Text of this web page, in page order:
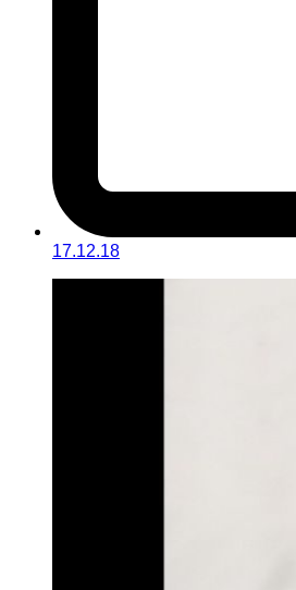
17.12.18